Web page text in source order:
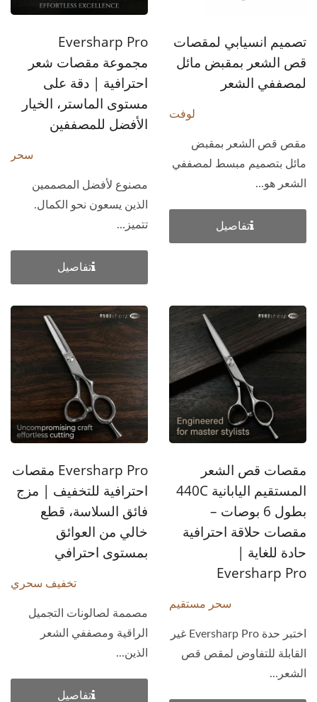
تصميم انسيابي لمقصات
قص الشعر بمقبض مائل
لمصففي الشعر
لوفت
مقص قص الشعر بمقبض
مائل بتصميم مبسط لمصففي
الشعر هو...
تفاصيل
Eversharp Pro
مجموعة مقصات شعر
احترافية | دقة على
مستوى الماستر، الخيار
الأفضل للمصففين
سحر
مصنوع لأفضل المصممين
الذين يسعون نحو الكمال.
تتميز...
تفاصيل
مقصات قص الشعر
المستقيم اليابانية 440C
بطول 6 بوصات –
مقصات حلاقة احترافية
حادة للغاية |
Eversharp Pro
سحر مستقيم
اختبر حدة Eversharp Pro غير
القابلة للتفاوض لمقص قص
الشعر...
Eversharp Pro مقصات
احترافية للتخفيف | مزج
فائق السلاسة، قطع
خالي من العوائق
بمستوى احترافي
تخفيف سحري
مصممة لصالونات التجميل
الراقية ومصففي الشعر
الذين...
تفاصيل